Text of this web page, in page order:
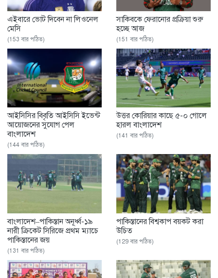
এইবারে ভোট দিবেন না লিওনেল
মেসি
(153 বার পঠিত)
সাকিবকে ফেরানোর প্রক্রিয়া শুরু
হচ্ছে আজ
(151 বার পঠিত)
আইসিসির বিবৃতি আইসিসি ইভেন্ট
আয়োজনের সুযোগ পেল
বাংলাদেশ
(144 বার পঠিত)
উত্তর কোরিয়ার কাছে ৫-০ গোলে
হারল বাংলাদেশ
(141 বার পঠিত)
বাংলাদেশ–পাকিস্তান অনূর্ধ্ব-১৯
নারী ক্রিকেট সিরিজে প্রথম ম্যাচে
পাকিস্তানের জয়
(131 বার পঠিত)
পাকিস্তানের বিশ্বকাপ বয়কট করা
উচিত
(129 বার পঠিত)